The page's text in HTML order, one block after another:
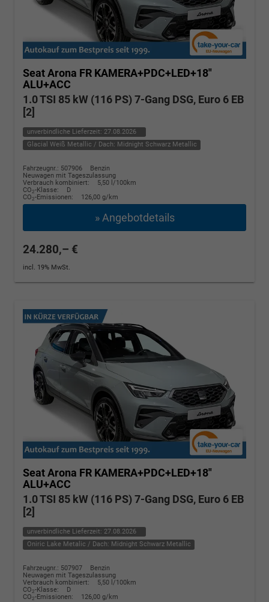
Seat Arona FR KAMERA+PDC+LED+18"
ALU+ACC
1.0 TSI 85 kW (116 PS) 7-Gang DSG, Euro 6 EB
[2]
unverbindliche Lieferzeit: 27.08.2026
Glacial Weiß Metallic / Dach: Midnight Schwarz Metallic
Fahrzeugnr.: 507906
Benzin
Neuwagen mit Tageszulassung
Verbrauch kombiniert:
5,50 l/100km
CO2-Klasse:
D
CO2-Emissionen: 126,00 g/km
» Angebotdetails
24.280,– €
incl. 19% MwSt.
Seat Arona FR KAMERA+PDC+LED+18"
ALU+ACC
1.0 TSI 85 kW (116 PS) 7-Gang DSG, Euro 6 EB
[2]
unverbindliche Lieferzeit: 27.08.2026
Oniric Lake Metalic / Dach: Midnight Schwarz Metallic
Fahrzeugnr.: 507907
Benzin
Neuwagen mit Tageszulassung
Verbrauch kombiniert:
5,50 l/100km
CO2-Klasse:
D
CO2-Emissionen: 126,00 g/km